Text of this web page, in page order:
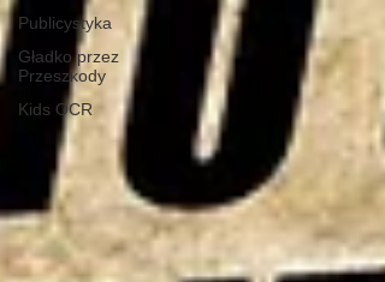
Publicystyka
Gładko przez
Przeszkody
Kids OCR